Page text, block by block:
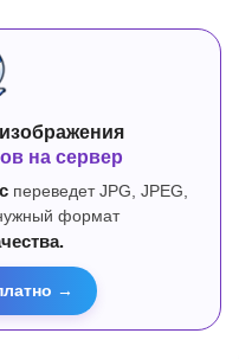
на сервер
переведет JPG, JPEG,
формат
→